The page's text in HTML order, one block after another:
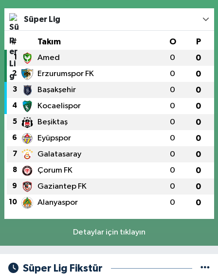
Süper Lig
# Takım O P
1 Amed 0 0
2 Erzurumspor FK 0 0
3 Başakşehir 0 0
4 Kocaelispor 0 0
5 Beşiktaş 0 0
6 Eyüpspor 0 0
7 Galatasaray 0 0
8 Çorum FK 0 0
9 Gaziantep FK 0 0
10 Alanyaspor 0 0
Detaylar için tıklayın
Süper Lig Fikstür